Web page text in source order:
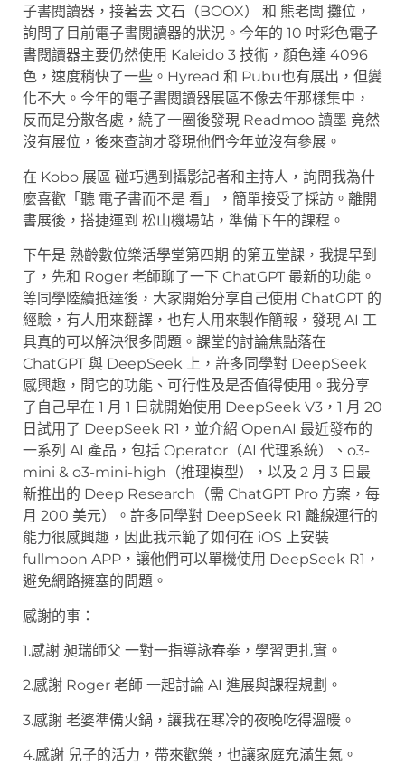
子書閱讀器，接著去 文石（BOOX） 和 熊老闆 攤位，
詢問了目前電子書閱讀器的狀況。今年的 10 吋彩色電子
書閱讀器主要仍然使用 Kaleido 3 技術，顏色達 4096
色，速度稍快了一些。Hyread 和 Pubu也有展出，但變
化不大。今年的電子書閱讀器展區不像去年那樣集中，
反而是分散各處，繞了一圈後發現 Readmoo 讀墨 竟然
沒有展位，後來查詢才發現他們今年並沒有參展。
在 Kobo 展區 碰巧遇到攝影記者和主持人，詢問我為什
麼喜歡「聽 電子書而不是 看」，簡單接受了採訪。離開
書展後，搭捷運到 松山機場站，準備下午的課程。
下午是 熟齡數位樂活學堂第四期 的第五堂課，我提早到
了，先和 Roger 老師聊了一下 ChatGPT 最新的功能。
等同學陸續抵達後，大家開始分享自己使用 ChatGPT 的
經驗，有人用來翻譯，也有人用來製作簡報，發現 AI 工
具真的可以解決很多問題。課堂的討論焦點落在
ChatGPT 與 DeepSeek 上，許多同學對 DeepSeek
感興趣，問它的功能、可行性及是否值得使用。我分享
了自己早在 1 月 1 日就開始使用 DeepSeek V3，1 月 20
日試用了 DeepSeek R1，並介紹 OpenAI 最近發布的
一系列 AI 產品，包括 Operator（AI 代理系統）、o3-
mini & o3-mini-high（推理模型），以及 2 月 3 日最
新推出的 Deep Research（需 ChatGPT Pro 方案，每
月 200 美元）。許多同學對 DeepSeek R1 離線運行的
能力很感興趣，因此我示範了如何在 iOS 上安裝
fullmoon APP，讓他們可以單機使用 DeepSeek R1，
避免網路擁塞的問題。
感謝的事：
1.感謝 昶瑞師父 一對一指導詠春拳，學習更扎實。
2.感謝 Roger 老師 一起討論 AI 進展與課程規劃。
3.感謝 老婆準備火鍋，讓我在寒冷的夜晚吃得溫暖。
4.感謝 兒子的活力，帶來歡樂，也讓家庭充滿生氣。